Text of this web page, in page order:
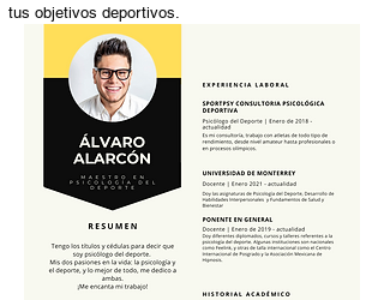
tus objetivos deportivos.